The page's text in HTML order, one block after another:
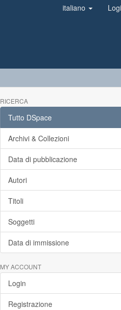
italiano
RICERCA
Tutto DSpace
Archivi & Collezioni
Data di pubblicazione
Autori
Titoli
Soggetti
Data di immissione
MY ACCOUNT
Login
Registrazione